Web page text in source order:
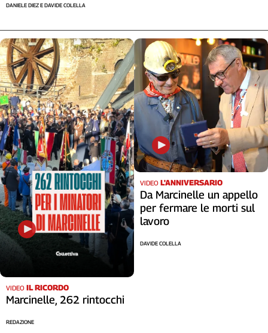
DANIELE DIEZ E DAVIDE COLELLA
VIDEO IL RICORDO
Marcinelle, 262 rintocchi
REDAZIONE
VIDEO L'ANNIVERSARIO
Da Marcinelle un appello
per fermare le morti sul
lavoro
DAVIDE COLELLA